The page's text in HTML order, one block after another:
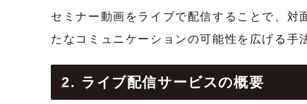
セミナー動画をライブで配信することで、
たなコミュニケーションの可能性を広げる手
2. ライブ配信サービスの概要